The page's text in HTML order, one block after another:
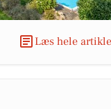
Læs hele